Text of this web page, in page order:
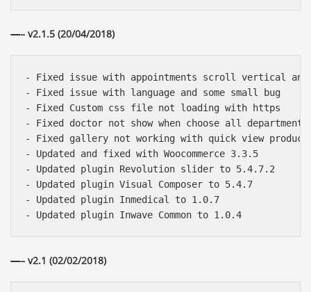
—– v2.1.5 (20/04/2018)
- Fixed issue with appointments scroll vertical
- Fixed issue with language and some small bug
- Fixed Custom css file not loading with https
- Fixed doctor not show when choose all departments
- Fixed gallery not working with quick view product
- Updated and fixed with Woocommerce 3.3.5
- Updated plugin Revolution slider to 5.4.7.2
- Updated plugin Visual Composer to 5.4.7
- Updated plugin Inmedical to 1.0.7
—– v2.1 (02/02/2018)